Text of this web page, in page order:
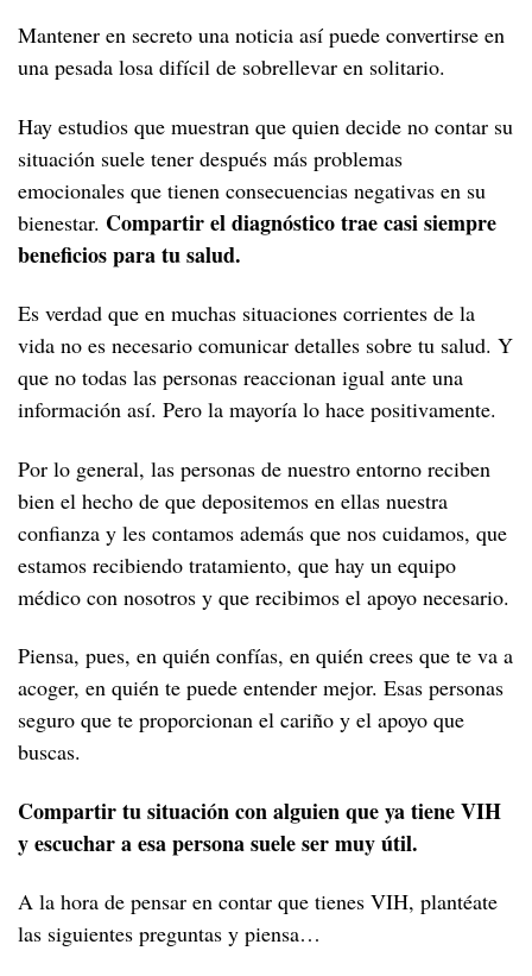
PRO sobre la adherencia
Resistencias del VIH
Salud mental y emocional
Ansiedad y VIH
Insomnio y VIH
Salud sexual en la mujer
Infecciones y enfermedades ginecológicas
Embarazo
Menopausia
Mujeres trans y VIH
Depresión en mujeres con VIH
Si quieres ser padre
Si practicas chemsex
¿Necesitas visado si tienes VIH?
Asistencia sanitaria para migrantes con VIH
Derechos de los migrantes con VIH
Vida saludable
El VIH y tu cuerpo
Salud mental y VIH
Pulmón y VIH
Hígado y VIH
Huesos y VIH
Cáncer y VIH
Menopausia y VIH
Envejecer con VIH
Supervihvientes
Vida saludable y plena con VIH
El reto de la fragilidad
Envejecer con VIH década a década
A los 20
A los 30
A los 40
Desde los 60
Derechos de las personas mayores con VIH
Estigma y discriminación
El estigma y su impacto
Autoestigma
50 píldoras legales sobre el VIH
Tratamiento como prevención
Qué es la prevención combinada
QUIÉNES SOMOS
DICCIONARIO DEL VIH
RECURSOS
PREGUNTAS CON RESPUESTA
REFERENCIAS Y BIBLIOGRAFÍA
Mantener en secreto una noticia así puede convertirse en
una pesada losa difícil de sobrellevar en solitario.
Hay estudios que muestran que quien decide no contar su
situación suele tener después más problemas
emocionales que tienen consecuencias negativas en su
bienestar. Compartir el diagnóstico trae casi siempre
beneficios para tu salud.
Es verdad que en muchas situaciones corrientes de la
vida no es necesario comunicar detalles sobre tu salud. Y
que no todas las personas reaccionan igual ante una
información así. Pero la mayoría lo hace positivamente.
Por lo general, las personas de nuestro entorno reciben
bien el hecho de que depositemos en ellas nuestra
confianza y les contamos además que nos cuidamos, que
estamos recibiendo tratamiento, que hay un equipo
médico con nosotros y que recibimos el apoyo necesario.
Piensa, pues, en quién confías, en quién crees que te va a
acoger, en quién te puede entender mejor. Esas personas
seguro que te proporcionan el cariño y el apoyo que
buscas.
Compartir tu situación con alguien que ya tiene VIH
y escuchar a esa persona suele ser muy útil.
A la hora de pensar en contar que tienes VIH, plantéate
las siguientes preguntas y piensa…